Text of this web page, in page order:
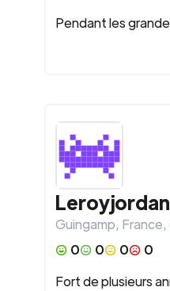
Pendant les
Leroyjordan
Guingamp, France
0
0 0
0
Fort de plusieurs